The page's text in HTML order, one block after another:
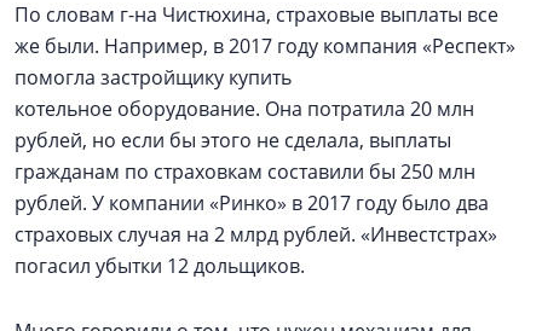
По словам г-на Чистюхина, страховые выплаты все
же были. Например, в 2017 году компания «Респект»
помогла застройщику купить
котельное оборудование. Она потратила 20 млн
рублей, но если бы этого не сделала, выплаты
гражданам по страховкам составили бы 250 млн
рублей. У компании «Ринко» в 2017 году было два
страховых случая на 2 млрд рублей. «Инвестстрах»
погасил убытки 12 дольщиков.